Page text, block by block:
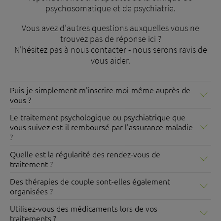
l'expertise - et vous savez que vous êtes à la bonne
adresse pour bénéficier du meilleur traitement.
Nos certificats
Certificat ISFM 2022
Certificat ISFM 2019
Institut suisse pour la formation médicale
psychosomatique et de psychiatrie.
Vous avez d'autres questions auxquelles vous ne
trouvez pas de réponse ici ?
N'hésitez pas à nous contacter - nous serons ravis de
vous aider.
Puis-je simplement m'inscrire moi-même auprès de
vous ?
En règle générale, l'inscription se fait par l'intermédiaire
de votre médecin, qui vous adresse à nous avec les
rapports correspondants aux examens effectués jusqu'à
présent. Dans des cas exceptionnels, vous pouvez vous
inscrire de votre propre chef. Un médecin-chef vous
téléphonera pour évaluer l'indication d'un traitement
Le traitement psychologique ou psychiatrique que
vous suivez est-il remboursé par l'assurance maladie
?
Tous les traitements effectués chez nous sont pris en
charge par la caisse de maladie. Le Bethesda Spital
facture directement à votre caisse maladie.
Quelle est la régularité des rendez-vous de
traitement ?
En règle générale, vous avez un rendez-vous toutes les 1
à 3 semaines. La fréquence dépend de votre pathologie,
de votre état de santé et du type de traitement.
Des thérapies de couple sont-elles également
organisées ?
Nous organisons des thérapies de couple et de famille.
Mais les proches peuvent également être impliqués dans
Utilisez-vous des médicaments lors de vos
traitements ?